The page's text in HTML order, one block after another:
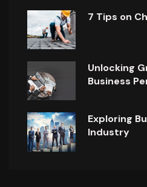
7 Tips on
Unlocking
Business
Exploring
Industry